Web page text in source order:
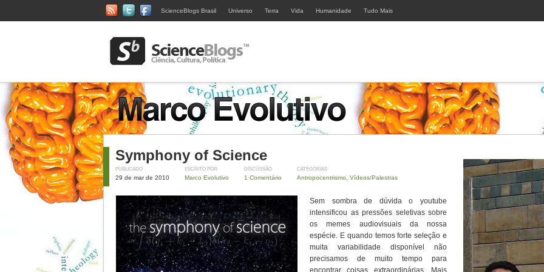
ScienceBlogs Brasil Universo Terra Vida Humanidade Tudo Mais
Symphony of Science
PUBLICADO
29 de mar de 2010
ESCRITO POR
Marco Evolutivo
DISCUSSÃO
1 Comentário
CATEGORIAS
Antropocentrismo Vídeos/Palestras
Sem sombra de dúvida o youtube
intensificou as pressões seletivas sobre
os memes audiovisuais da nossa
espécie. E quando temos forte seleção e
muita variabilidade disponível não
precisamos de muito tempo para
encontrar coisas extraordinárias. Mais